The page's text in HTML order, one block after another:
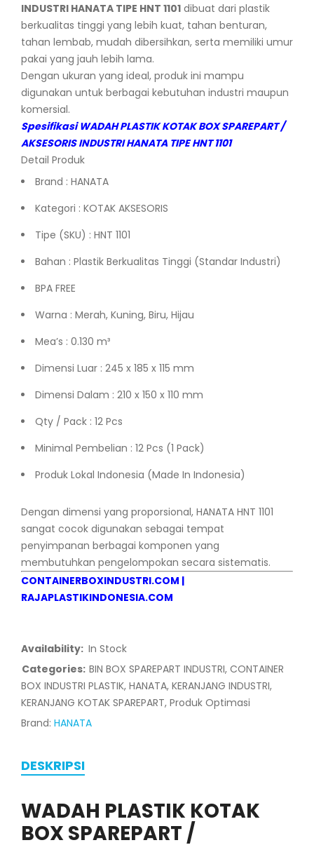
INDUSTRI HANATA TIPE HNT 1101 dibuat dari plastik
berkualitas tinggi yang lebih kuat, tahan benturan,
tahan lembab, mudah dibersihkan, serta memiliki umur
pakai yang jauh lebih lama.
Dengan ukuran yang ideal, produk ini mampu
digunakan untuk berbagai kebutuhan industri maupun
komersial.
Spesifikasi WADAH PLASTIK KOTAK BOX SPAREPART /
AKSESORIS INDUSTRI HANATA TIPE HNT 1101
Detail Produk
Brand : HANATA
Kategori : KOTAK AKSESORIS
Tipe (SKU) : HNT 1101
Bahan : Plastik Berkualitas Tinggi (Standar Industri)
BPA FREE
Warna : Merah, Kuning, Biru, Hijau
Mea’s : 0.130 m³
Dimensi Luar : 245 x 185 x 115 mm
Dimensi Dalam : 210 x 150 x 110 mm
Qty / Pack : 12 Pcs
Minimal Pembelian : 12 Pcs (1 Pack)
Produk Lokal Indonesia (Made In Indonesia)
Dengan dimensi yang proporsional, HANATA HNT 1101
sangat cocok digunakan sebagai tempat
penyimpanan berbagai komponen yang
membutuhkan pengelompokan secara sistematis.
CONTAINERBOXINDUSTRI.COM |
RAJAPLASTIKINDONESIA.COM
Availability: In Stock
Categories: BIN BOX SPAREPART INDUSTRI, CONTAINER
BOX INDUSTRI PLASTIK, HANATA, KERANJANG INDUSTRI,
KERANJANG KOTAK SPAREPART, Produk Optimasi
Brand: HANATA
DESKRIPSI
WADAH PLASTIK KOTAK
BOX SPAREPART /